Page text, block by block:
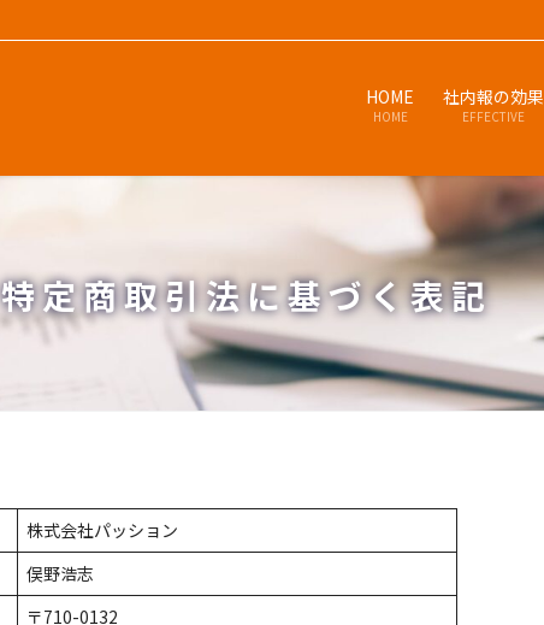
HOME
HOME
社内報の効果
EFFECTIVE
特定商取引法に基づく表記
株式会社パッション
俣野浩志
〒710-0132